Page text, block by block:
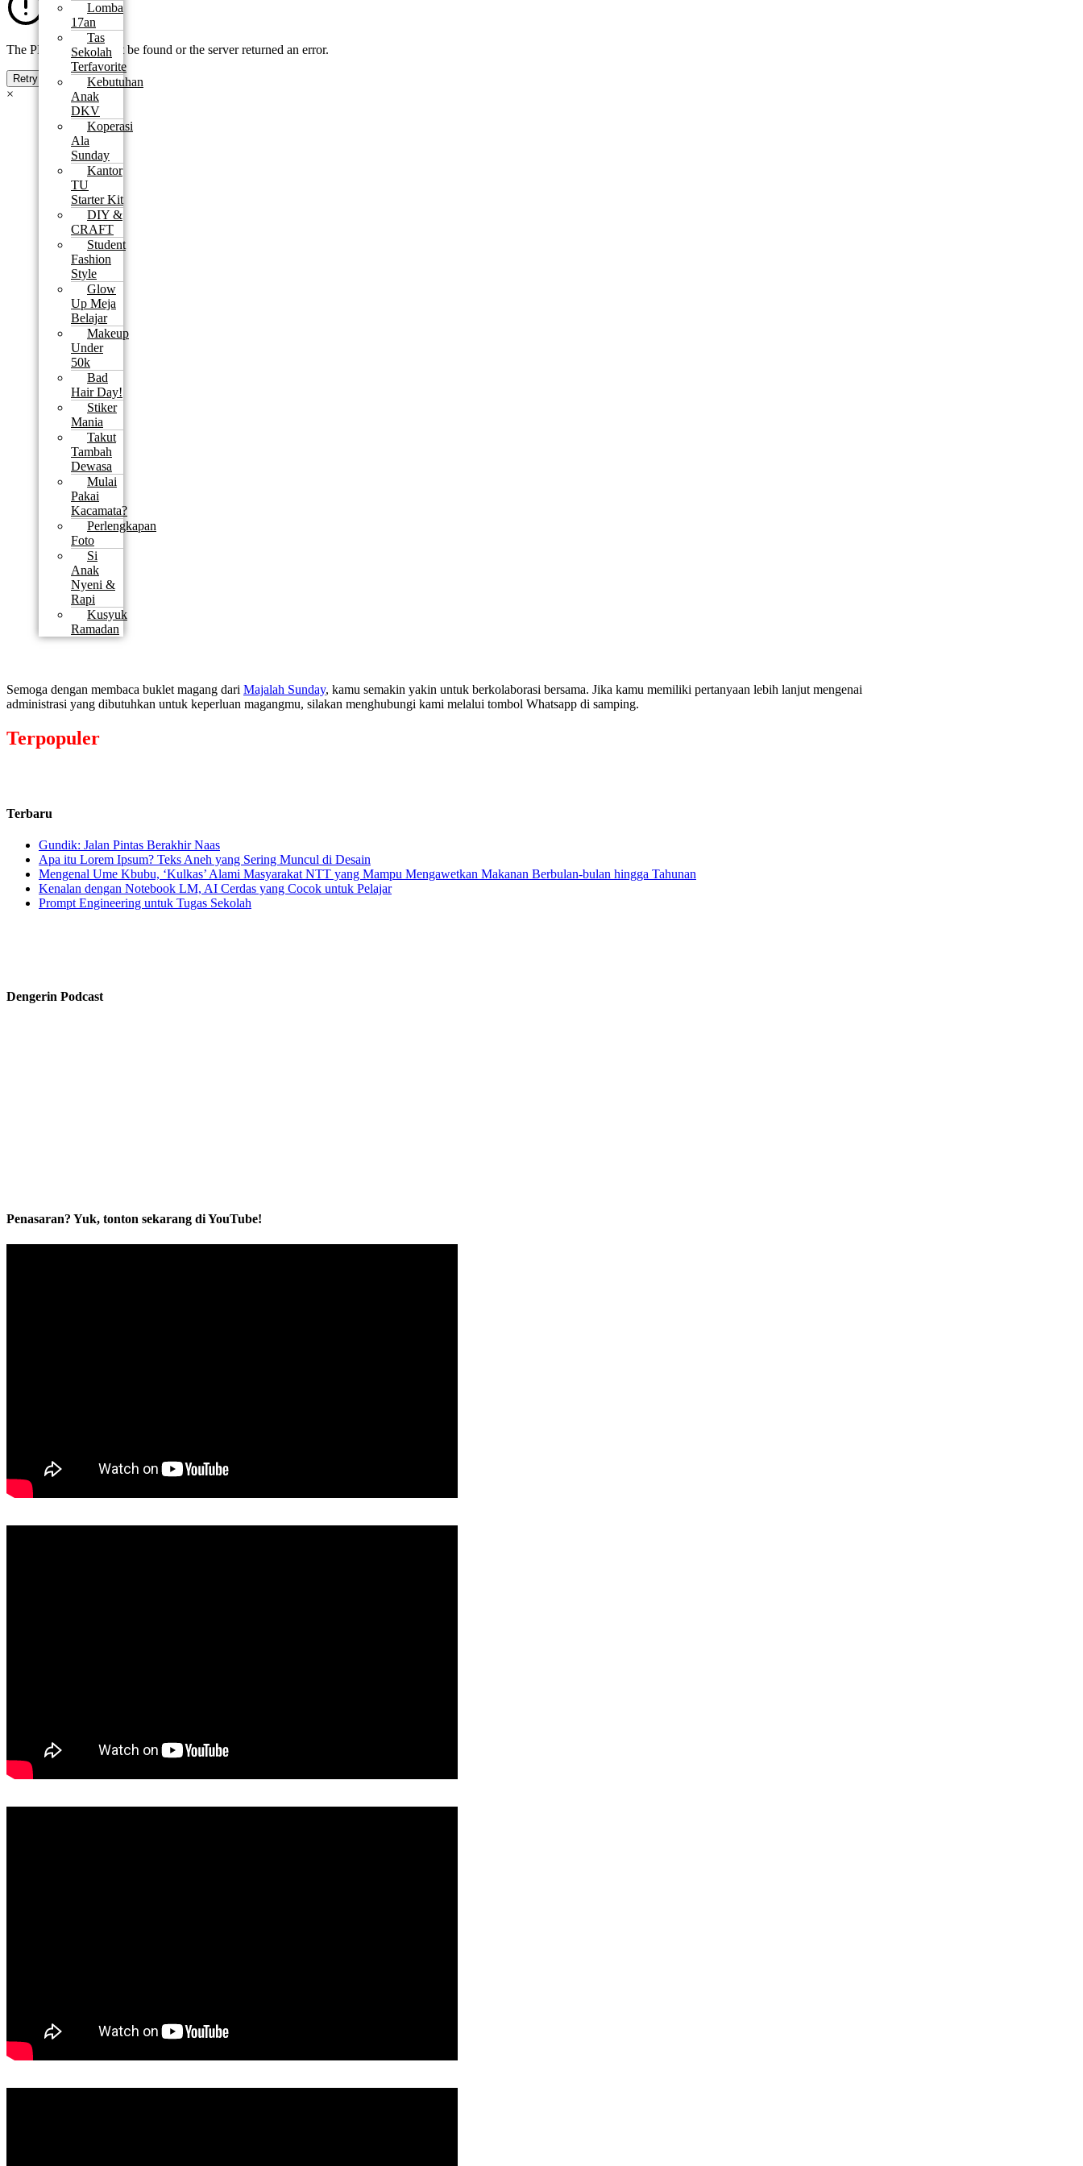
Lomba
17an
Tas
Sekolah
Terfavorite
Kebutuhan
Anak
DKV
Koperasi
Ala
Sunday
Kantor
TU
Starter Kit
DIY &
CRAFT
Student
Fashion
Style
Glow
Up Meja
Belajar
Makeup
Under
50k
Bad
Hair Day!
Stiker
Mania
Takut
Tambah
Dewasa
Mulai
Pakai
Kacamata?
Perlengkapan
Foto
Si
Anak
Nyeni &
Rapi
Kusyuk
Ramadan
The PDF file could not be found or the server returned an error.
Retry
×
Semoga dengan membaca buklet magang dari Majalah Sunday, kamu semakin yakin untuk berkolaborasi bersama. Jika kamu memiliki pertanyaan lebih lanjut mengenai
administrasi yang dibutuhkan untuk keperluan magangmu, silakan menghubungi kami melalui tombol Whatsapp di samping.
Terpopuler
Terbaru
Gundik: Jalan Pintas Berakhir Naas
Apa itu Lorem Ipsum? Teks Aneh yang Sering Muncul di Desain
Mengenal Ume Kbubu, ‘Kulkas’ Alami Masyarakat NTT yang Mampu Mengawetkan Makanan Berbulan-bulan hingga Tahunan
Kenalan dengan Notebook LM, AI Cerdas yang Cocok untuk Pelajar
Prompt Engineering untuk Tugas Sekolah
Dengerin Podcast
Penasaran? Yuk, tonton sekarang di YouTube!